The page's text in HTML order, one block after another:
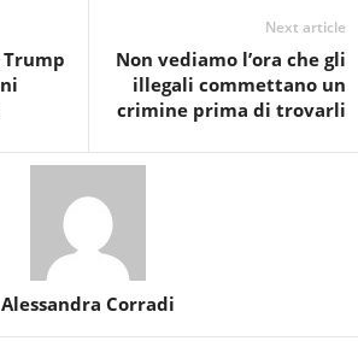
Trump
Next article
Non vediamo l’ora che gli
illegali commettano un
crimine prima di trovarli
Alessandra Corradi